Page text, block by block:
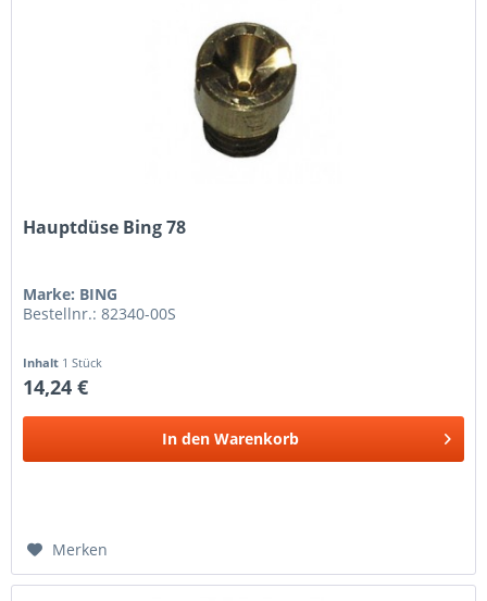
Hauptdüse Bing 78
Marke: BING
Bestellnr.: 82340-00S
Inhalt 1 Stück
14,24 €
In den Warenkorb
Merken